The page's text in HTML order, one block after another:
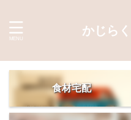
かじら
食材宅配